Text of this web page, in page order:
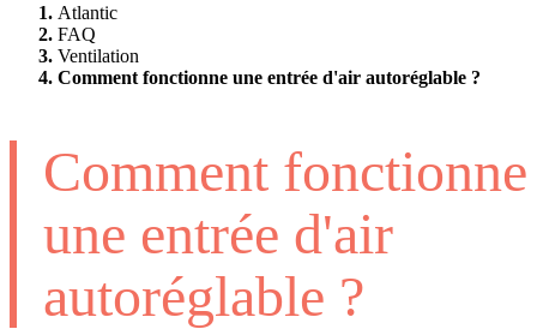
Atlantic
FAQ
Ventilation
Comment fonctionne une entrée d'air autoréglable ?
Comment fonctionne
une entrée d'air
autoréglable ?